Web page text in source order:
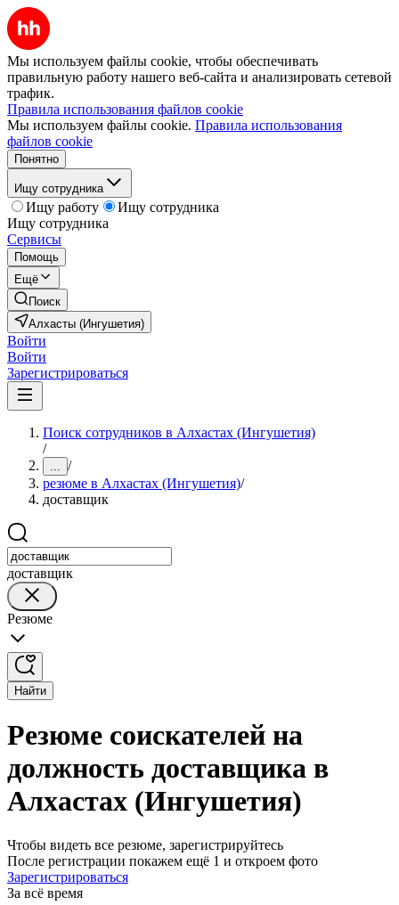
Мы используем файлы cookie, чтобы обеспечивать
правильную работу нашего веб-сайта и анализировать сетевой
трафик.
Правила использования файлов cookie
Мы используем файлы cookie. Правила использования
файлов cookie
Понятно
Ищу сотрудника
Ищу работу
Ищу сотрудника
Ищу сотрудника
Сервисы
Помощь
Ещё
Поиск
Алхасты (Ингушетия)
Войти
Войти
Зарегистрироваться
Поиск сотрудников в Алхастах (Ингушетия)
/
... /
резюме в Алхастах (Ингушетия)/
доставщик
доставщик
Резюме
Найти
Резюме соискателей на
должность доставщика в
Алхастах (Ингушетия)
Чтобы видеть все резюме, зарегистрируйтесь
После регистрации покажем ещё 1 и откроем фото
Зарегистрироваться
За всё время